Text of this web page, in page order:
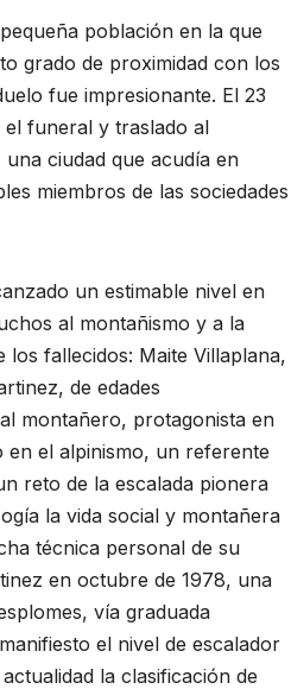
población en la que
grado de proximidad con los
fue impresionante. El 23
el funeral y traslado al
ciudad que acudía en
miembros de las sociedades
un estimable nivel en
al montañismo y a la
fallecidos: Maite Villaplana,
de edades
montañero, protagonista en
el alpinismo, un referente
reto de la escalada pionera
la vida social y montañera
técnica personal de su
en octubre de 1978, una
vía graduada
el nivel de escalador
la clasificación de